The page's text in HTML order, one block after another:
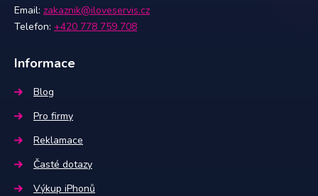
Email: zakaznik@iloveservis.cz
Telefon: +420 778 759 708
Informace
Blog
Pro firmy
Reklamace
Časté dotazy
Výkup iPhonů